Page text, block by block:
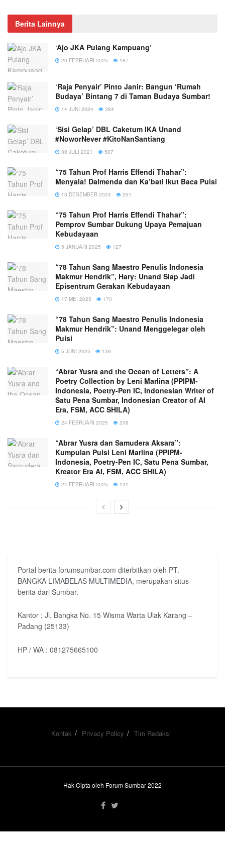
Berita Lainnya
‘Ajo JKA Pulang Kampuang’
20 FEBRUARI 2025 187
‘Raja Penyair’ Pinto Janir: Bangun ‘Rumah
Budaya’ Bintang 7 di Taman Budaya Sumbar!
14 JUNI 2024 384
‘Sisi Gelap’ DBL Caketum IKA Unand
#NoworNever #KitoNanSantiang
30 JULI 2021 507
“75 Tahun Prof Harris Effendi Thahar”:
Menyala! Dalmenda dan Ka’bati Ikut Baca Puisi
13 DESEMBER 2024 251
“75 Tahun Prof Harris Effendi Thahar”:
Pemprov Sumbar Dukung Upaya Pemajuan
Kebudayaan
5 JANUARI 2025 127
“78 Tahun Sang Maestro Penulis Indonesia
Makmur Hendrik”, Hary: Unand Siap Jadi
Episentrum Gerakan Kebudayaan
17 MEI 2025 170
“78 Tahun Sang Maestro Penulis Indonesia
Makmur Hendrik”: Unand Menggelegar oleh
Puisi
5 JUNI 2025 139
“Abrar Yusra and the Ocean of Letters”: A
Poetry Collection by Leni Marlina (PPIPM-
Indonesia, Poetry-Pen IC, Indonesian Writer of
Satu Pena Sumbar, Indonesian Creator of AI
Era, FSM, ACC SHILA)
24 FEBRUARI 2025 208
“Abrar Yusra dan Samudera Aksara”:
Kumpulan Puisi Leni Marlina (PPIPM-
Indonesia, Poetry-Pen IC, Satu Pena Sumbar,
Kreator Era AI, FSM, ACC SHILA)
24 FEBRUARI 2025 141
Portal berita forumsumbar.com diterbitkan oleh PT.
BANGKA LIMABELAS MULTIMEDIA, merupakan situs
berita dari Sumbar.
Kantor : Jl. Bangka No. 15 Wisma Warta Ulak Karang –
Padang (25133)
HP / WA : 081275665100
Kontak Privacy Policy Tim Redaksi
Hak Cipta oleh Forum Sumbar 2022